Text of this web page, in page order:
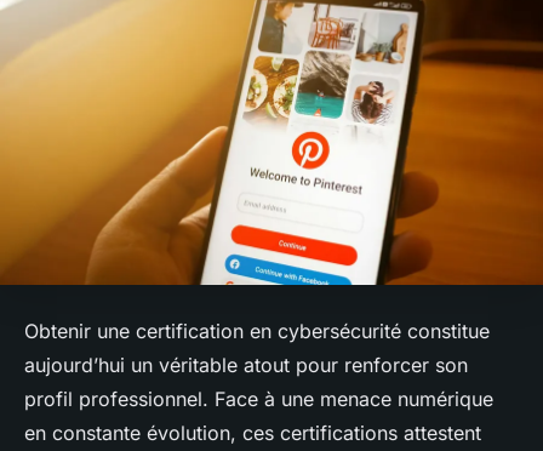
Obtenir une certification en cybersécurité constitue
aujourd’hui un véritable atout pour renforcer son
profil professionnel. Face à une menace numérique
en constante évolution, ces certifications attestent